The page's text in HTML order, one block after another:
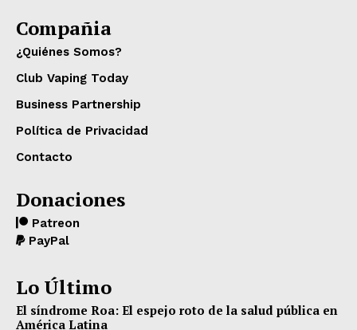
Compañia
¿Quiénes Somos?
Club Vaping Today
Business Partnership
Política de Privacidad
Contacto
Donaciones
Patreon
PayPal
Lo Último
El síndrome Roa: El espejo roto de la salud pública en
América Latina